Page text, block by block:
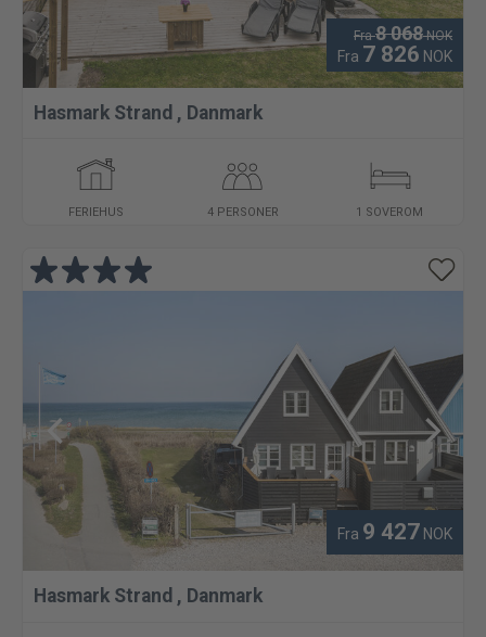
Fra8 068 NOK
Fra 7 826 NOK
Hasmark Strand , Danmark
FERIEHUS 4 PERSONER 1 SOVEROM
Fra 9 427 NOK
Hasmark Strand , Danmark